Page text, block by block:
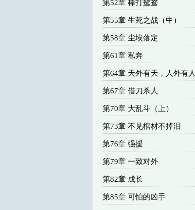
第52章 棒打鸳鸯
第55章 生死之战（中）
第58章 尘埃落定
第61章 私奔
第64章 天外有天，人外有人
第67章 借刀杀人
第70章 大乱斗（上）
第73章 不见棺材不掉泪
第76章 强援
第79章 一致对外
第82章 成长
第85章 可怕的凶手